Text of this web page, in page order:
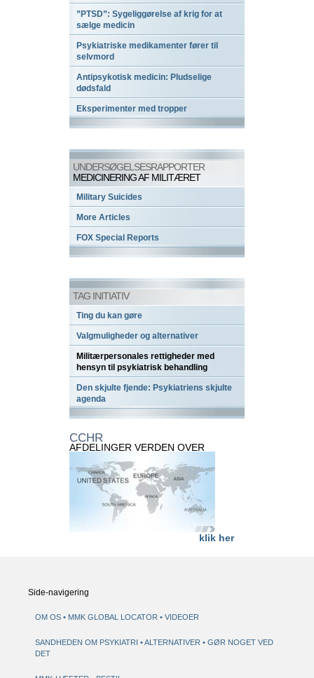
”PTSD”: Sygeliggørelse af krig for at
sælge medicin
Psykiatriske medikamenter fører til
selvmord
Antipsykotisk medicin: Pludselige
dødsfald
Eksperimenter med tropper
UNDERSØGELSESRAPPORTER
MEDICINERING AF MILITÆRET
Military Suicides
More Articles
FOX Special Reports
TAG INITIATIV
Ting du kan gøre
Valgmuligheder og alternativer
Militærpersonales rettigheder med
hensyn til psykiatrisk behandling
Den skjulte fjende: Psykiatriens skjulte
agenda
CCHR
AFDELINGER VERDEN OVER
klik her
Side-navigering
OM OS MMK GLOBAL LOCATOR VIDEOER
SANDHEDEN OM PSYKIATRI ALTERNATIVER GØR NOGET VED
DET